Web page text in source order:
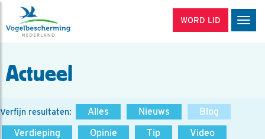
WORD LID
Actueel
Verfijn resultaten: Alles Nieuws
Blog
Verdieping
Opinie Tip
Video